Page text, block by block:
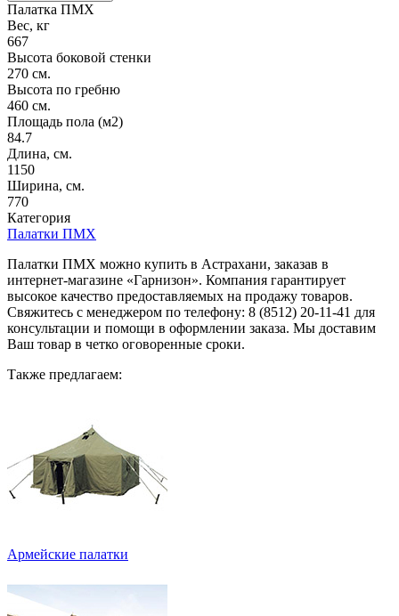
Палатка ПМХ
Вес, кг
667
Высота боковой стенки
270 см.
Высота по гребню
460 см.
Площадь пола (м2)
84.7
Длина, см.
1150
Ширина, см.
770
Категория
Палатки ПМХ
Палатки ПМХ можно купить в Астрахани, заказав в
интернет-магазине «Гарнизон». Компания гарантирует
высокое качество предоставляемых на продажу товаров.
Свяжитесь с менеджером по телефону: 8 (8512) 20-11-41 для
консультации и помощи в оформлении заказа. Мы доставим
Ваш товар в четко оговоренные сроки.
Также предлагаем:
Армейские палатки